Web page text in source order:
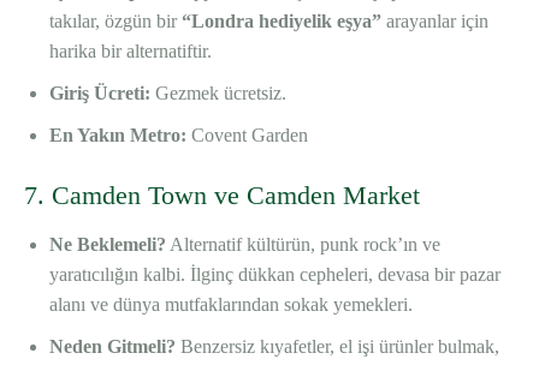
takılar, özgün bir “Londra hediyelik eşya” arayanlar için
harika bir alternatiftir.
Giriş Ücreti: Gezmek ücretsiz.
En Yakın Metro: Covent Garden
7. Camden Town ve Camden Market
Ne Beklemeli? Alternatif kültürün, punk rock’ın ve
yaratıcılığın kalbi. İlginç dükkan cepheleri, devasa bir pazar
alanı ve dünya mutfaklarından sokak yemekleri.
Neden Gitmeli? Benzersiz kıyafetler, el işi ürünler bulmak,